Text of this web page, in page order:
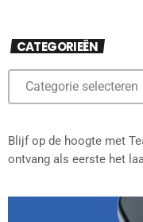
CATEGORIEËN
Blijf op de hoogte met
ontvang als eerste het